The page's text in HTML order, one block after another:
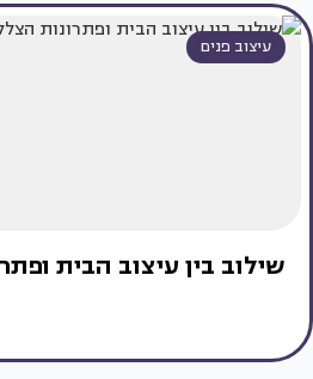
עיצוב פנים
שילוב בין עיצוב הבית